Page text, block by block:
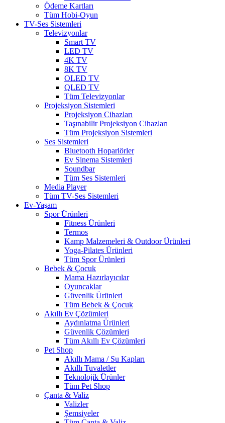
Ödeme Kartları
Tüm Hobi-Oyun
TV-Ses Sistemleri
Televizyonlar
Smart TV
LED TV
4K TV
8K TV
OLED TV
QLED TV
Tüm Televizyonlar
Projeksiyon Sistemleri
Projeksiyon Cihazları
Taşınabilir Projeksiyon Cihazları
Tüm Projeksiyon Sistemleri
Ses Sistemleri
Bluetooth Hoparlörler
Ev Sinema Sistemleri
Soundbar
Tüm Ses Sistemleri
Media Player
Tüm TV-Ses Sistemleri
Ev-Yaşam
Spor Ürünleri
Fitness Ürünleri
Termos
Kamp Malzemeleri & Outdoor Ürünleri
Yoga-Pilates Ürünleri
Tüm Spor Ürünleri
Bebek & Çocuk
Mama Hazırlayıcılar
Oyuncaklar
Güvenlik Ürünleri
Tüm Bebek & Çocuk
Akıllı Ev Çözümleri
Aydınlatma Ürünleri
Güvenlik Çözümleri
Tüm Akıllı Ev Çözümleri
Pet Shop
Akıllı Mama / Su Kapları
Akıllı Tuvaletler
Teknolojik Ürünler
Tüm Pet Shop
Çanta & Valiz
Valizler
Şemsiyeler